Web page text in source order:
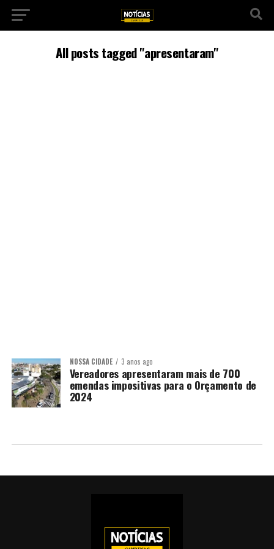
All posts tagged "apresentaram"
NOSSA CIDADE 3 anos ago
Vereadores apresentaram mais de 700
emendas impositivas para o Orçamento de
2024